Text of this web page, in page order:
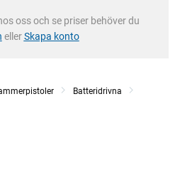
oss och se priser behöver du
ellerSkapa konto
Batteridrivna